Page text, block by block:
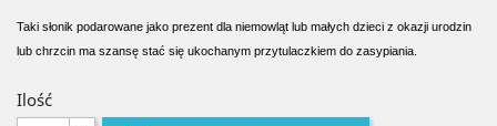
Taki słonik podarowane jako prezent dla niemowląt lub małych dzieci z okazji urodzin
lub chrzcin ma szansę stać się ukochanym przytulaczkiem do zasypiania.
Ilość